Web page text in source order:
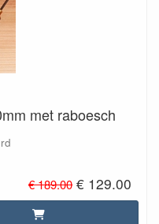
met raboesch
€ 189.00 € 129.00